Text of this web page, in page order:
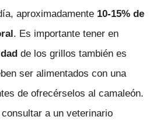
aproximadamente 10-15% de
. Es importante tener en
de los grillos también es
ser alimentados con una
de ofrecérselos al camaleón.
a un veterinario